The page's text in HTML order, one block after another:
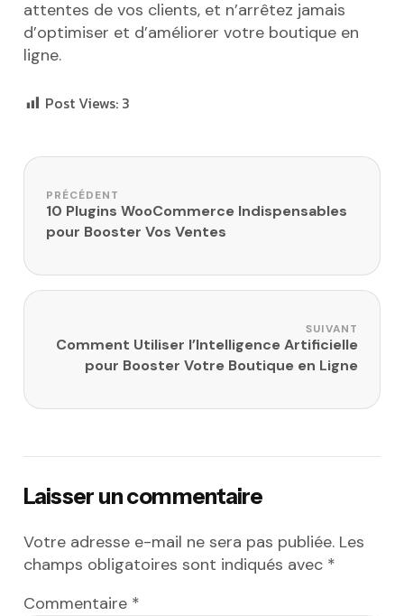
attentes de vos clients, et n’arrêtez jamais
d’optimiser et d’améliorer votre boutique en
ligne.
Post Views: 3
Navigation de l’article
PRÉCÉDENT
10 Plugins WooCommerce Indispensables
pour Booster Vos Ventes
SUIVANT
Comment Utiliser l’Intelligence Artificielle
pour Booster Votre Boutique en Ligne
Laisser un commentaire
Votre adresse e-mail ne sera pas publiée. Les
champs obligatoires sont indiqués avec *
Commentaire *